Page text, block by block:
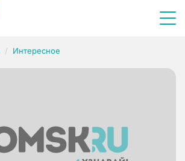
Интересное